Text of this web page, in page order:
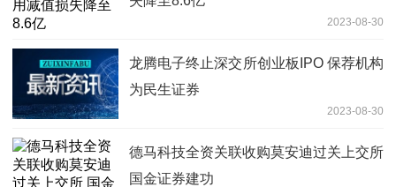
2023-08-30
龙腾电子终止深交所创业板IPO 保荐机构
为民生证券
2023-08-30
德马科技全资关联收购莫安迪过关上交所
国金证券建功